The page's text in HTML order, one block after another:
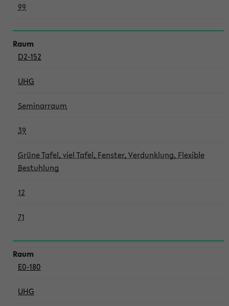
99
D2-152
UHG
Seminarraum
39
Grüne Tafel, viel Tafel, Fenster, Verdunklung, Flexible
Bestuhlung
12
71
E0-180
UHG